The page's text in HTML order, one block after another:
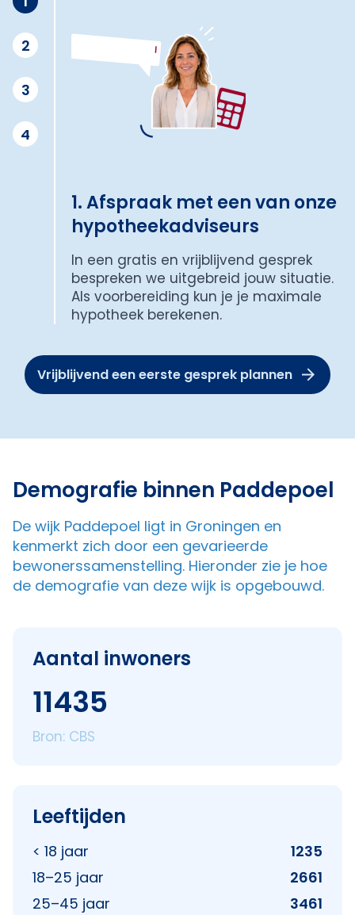
2
3
4
1. Afspraak met een van onze
hypotheekadviseurs
In een gratis en vrijblijvend gesprek
bespreken we uitgebreid jouw situatie.
Als voorbereiding kun je je maximale
hypotheek berekenen.
Vrijblijvend een eerste gesprek plannen
Demografie binnen Paddepoel
De wijk Paddepoel ligt in Groningen en
kenmerkt zich door een gevarieerde
bewonerssamenstelling. Hieronder zie je hoe
de demografie van deze wijk is opgebouwd.
Aantal inwoners
11435
Bron: CBS
Leeftijden
< 18 jaar
1235
18–25 jaar
2661
25–45 jaar
3461